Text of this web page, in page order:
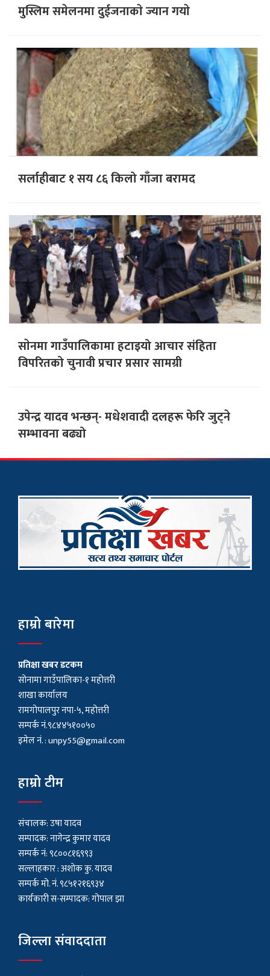
मुस्लिम समेलनमा दुईजनाकाे ज्यान गयाे
सर्लाहीबाट १ सय ८६ किलो गाँजा बरामद
साेनमा गाउँपालिकामा हटाइयो आचार संहिता
विपरितको चुनावी प्रचार प्रसार सामग्री
उपेन्द्र यादव भन्छन्- मधेशवादी दलहरू फेरि जुट्ने
सम्भावना बढ्यो
हाम्रो बारेमा
प्रतिक्षा खबर डटकम
सोनामा गाउँपालिका-१ महोत्तरी
शाखा कार्यालय
रामगोपालपुर नपा-५, महोत्तरी
सम्पर्क नं.९८४४५१००५०
इमेल नं. :unpy55@gmail.com
हाम्रो टीम
संचालक: उषा यादव
सम्पादक: नागेन्द्र कुमार यादव
सम्पर्क नं: ९८००८१६९९३
सल्लाहकार : अशाेक कु. यादव
सम्पर्क मो. नं. ९८५१२१६९३४
कार्यकारी स-सम्पादक: गोपाल झा
जिल्ला संवाददाता